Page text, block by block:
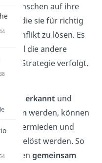
Menschen auf ihre
die sie für richtig
Konflikt zu lösen. Es
weil die andere
Strategie verfolgt.
die
erkannt und
werden, können
vermieden und
gelöst werden. So
gemeinsam